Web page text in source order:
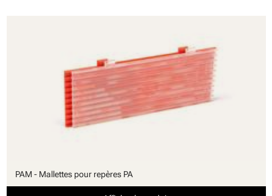
PAM - Mallettes pour repères PA